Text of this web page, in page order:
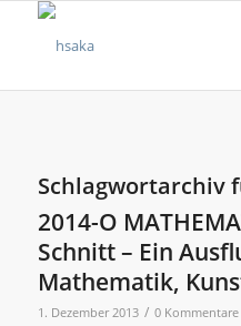
Schlagwortarchiv
2014-O
Schnitt – Ein
Mathematik,
1. Dezember 2013 / 0 Kommentare